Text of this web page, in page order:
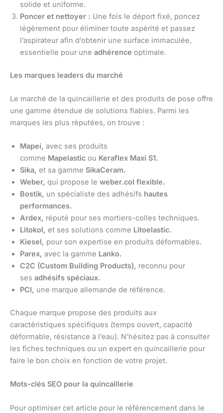
solide et uniforme.
Poncer et nettoyer : Une fois le déport fixé, poncez
légèrement pour éliminer toute aspérité et passez
l’aspirateur afin d’obtenir une surface immaculée,
essentielle pour une adhérence optimale.
Les marques leaders du marché
Le marché de la quincaillerie et des produits de pose offre
une gamme étendue de solutions fiables. Parmi les
marques les plus réputées, on trouve :
Mapei, avec ses produits
comme Mapelastic ou Keraflex Maxi S1.
Sika, et sa gamme SikaCeram.
Weber, qui propose le weber.col flexible.
Bostik, un spécialiste des adhésifs hautes
performances.
Ardex, réputé pour ses mortiers-colles techniques.
Litokol, et ses solutions comme Litoelastic.
Kiesel, pour son expertise en produits déformables.
Parex, avec la gamme Lanko.
C2C (Custom Building Products), reconnu pour
ses adhésifs spéciaux.
PCI, une marque allemande de référence.
Chaque marque propose des produits aux
caractéristiques spécifiques (temps ouvert, capacité
déformable, résistance à l’eau). N’hésitez pas à consulter
les fiches techniques ou un expert en quincaillerie pour
faire le bon choix en fonction de votre projet.
Mots-clés SEO pour la quincaillerie
Pour optimiser cet article pour le référencement dans le